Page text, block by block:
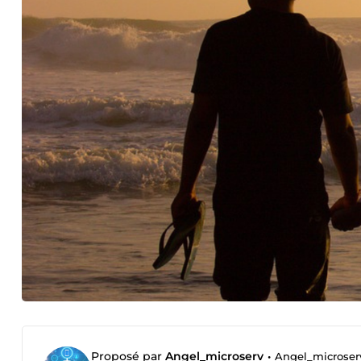
Proposé par Angel_microserv •